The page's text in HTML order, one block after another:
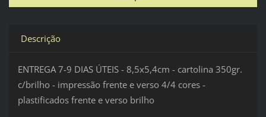
Descrição
ENTREGA 7-9 DIAS ÚTEIS - 8,5x5,4cm - cartolina 350gr.
c/brilho - impressão frente e verso 4/4 cores -
plastificados frente e verso brilho